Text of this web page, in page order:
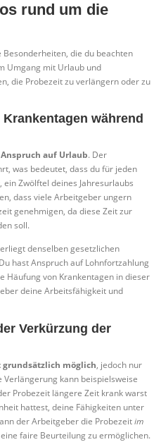
rund um die
die du beachten
Umgang mit Urlaub und
die Probezeit zu verlängern oder zu
während
Anspruch auf Urlaub. Der
was bedeutet, dass du für jeden
Zwölftel deines Jahresurlaubs
dass viele Arbeitgeber ungern
genehmigen, da diese Zeit zur
soll.
denselben gesetzlichen
hast Anspruch auf Lohnfortzahlung
Häufung von Krankentagen in dieser
deine Arbeitsfähigkeit und
Verkürzung der
grundsätzlich möglich, jedoch nur
kann beispielsweise
Probezeit längere Zeit krank warst
hattest, deine Fähigkeiten unter
der Arbeitgeber die Probezeitim
faire Beurteilung zu ermöglichen.